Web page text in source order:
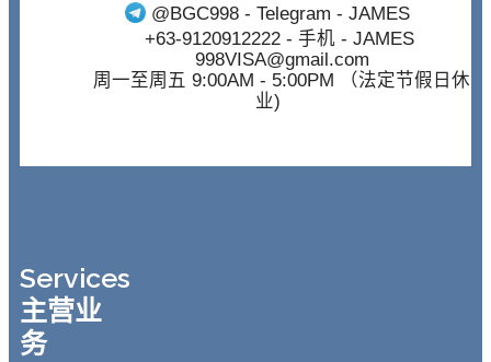
@BGC998 - Telegram - JAMES
+63-9120912222- 手机 - JAMES
998VISA@gmail.com
周一至周五 9:00AM - 5:00PM （法定节假日休
业)
Services
主营业
务